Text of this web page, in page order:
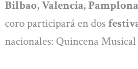
Bilbao,Valencia, Pamplona
coro participará en dos
nacionales: Quincena